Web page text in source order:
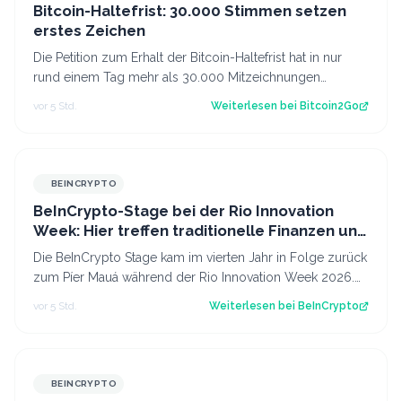
Bitcoin-Haltefrist: 30.000 Stimmen setzen
erstes Zeichen
Die Petition zum Erhalt der Bitcoin-Haltefrist hat in nur
rund einem Tag mehr als 30.000 Mitzeichnungen
vor 5 Std. Weiterlesen bei Bitcoin2Go
BEINCRYPTO
BeInCrypto-Stage bei der Rio Innovation
Week: Hier treffen traditionelle Finanzen und
Krypto aufeinander
Die BeInCrypto Stage kam im vierten Jahr in Folge zurück
zum Píer Mauá während der Rio Innovation Week 2026.
vor 5 Std. Weiterlesen bei BeInCrypto
BEINCRYPTO